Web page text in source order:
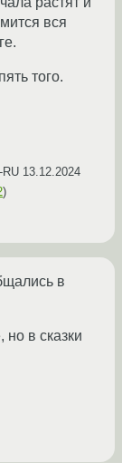
вся
того.
13.12.2024
)
в
в сказки